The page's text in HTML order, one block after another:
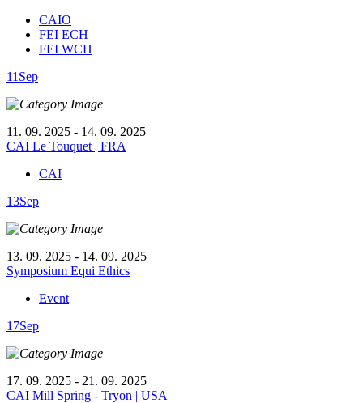
CAIO
FEI ECH
FEI WCH
11 Sep
11. 09. 2025 - 14. 09. 2025
CAI Le Touquet | FRA
CAI
13Sep
13. 09. 2025 - 14. 09. 2025
Symposium Equi Ethics
Event
17Sep
17. 09. 2025 - 21. 09. 2025
CAI Mill Spring - Tryon | USA